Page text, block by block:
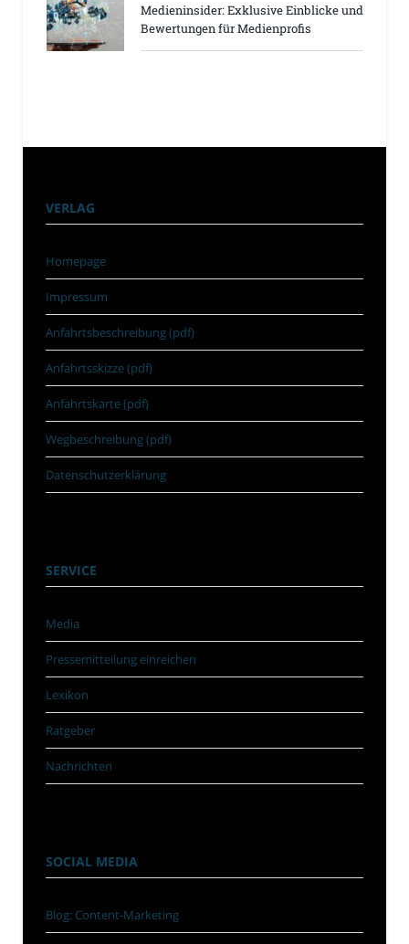
Medieninsider: Exklusive Einblicke und
Bewertungen für Medienprofis
VERLAG
Homepage
Impressum
Anfahrtsbeschreibung (pdf)
Anfahrtsskizze (pdf)
Anfahrtskarte (pdf)
Wegbeschreibung (pdf)
Datenschutzerklärung
SERVICE
Media
Pressemitteilung einreichen
Lexikon
Ratgeber
Nachrichten
SOCIAL MEDIA
Blog: Content-Marketing